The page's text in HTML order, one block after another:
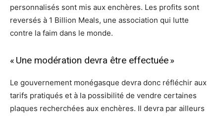
personnalisés sont mis aux enchères. Les profits sont
reversés à 1 Billion Meals, une association qui lutte
contre la faim dans le monde.
« Une modération devra être effectuée »
Le gouvernement monégasque devra donc réfléchir aux
tarifs pratiqués et à la possibilité de vendre certaines
plaques recherchées aux enchères. Il devra par ailleurs